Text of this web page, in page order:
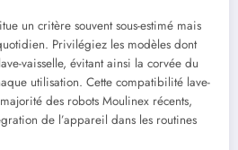
un critère souvent sous-estimé mais
Privilégiez les modèles dont
vaisselle, évitant ainsi la corvée du
utilisation. Cette compatibilité lave-
des robots Moulinex récents,
de l’appareil dans les routines